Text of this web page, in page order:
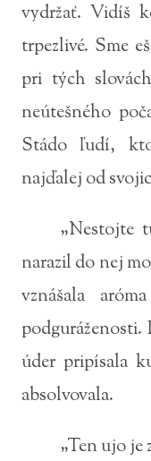
vydržať. Vidíš
trpezlivé. Sme
pri tých
neútešného
Stádo ľudí,
najďalej od
„Nestojte
narazil do nej
vznášala
úder pripísala
absolvovala.
„Ten ujo je